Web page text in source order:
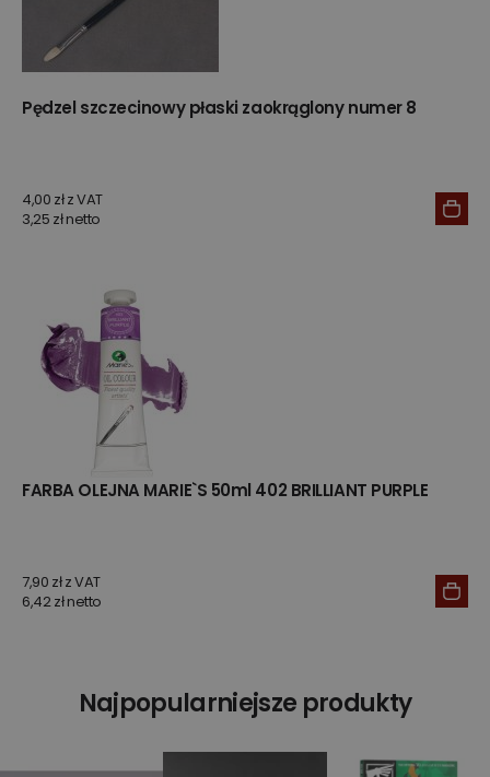
Pędzel szczecinowy płaski zaokrąglony numer 8
4,00 zł z VAT
3,25 zł netto
FARBA OLEJNA MARIE`S 50ml 402 BRILLIANT PURPLE
7,90 zł z VAT
6,42 zł netto
Najpopularniejsze produkty